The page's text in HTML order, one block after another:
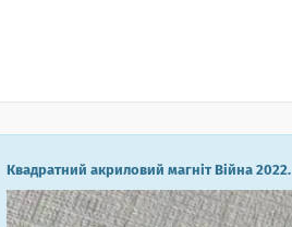
Квадратний акриловий магніт Війна 2022.